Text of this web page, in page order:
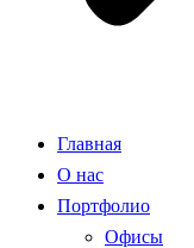
Главная
О нас
Портфолио
Офисы